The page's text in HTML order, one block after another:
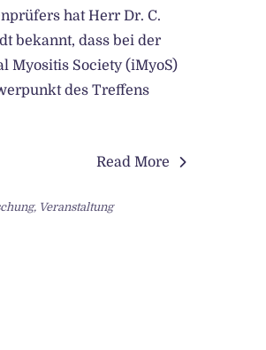
hat Herr Dr. C.
bekannt, dass bei der
Myositis Society (iMyoS)
des Treffens
Read More
, Veranstaltung